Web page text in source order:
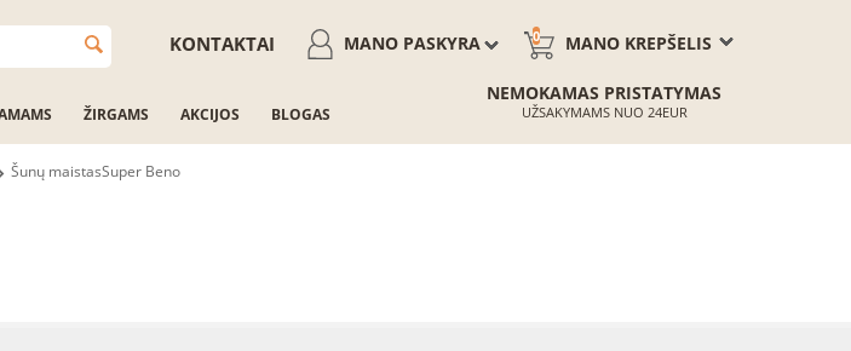
MANO KREPŠELIS
0
MANO PASKYRA
KONTAKTAI
ŽIRGAMS AKCIJOS BLOGAS
NEMOKAMAS PRISTATYMAS
UŽSAKYMAMS NUO 24EUR
Šunų maistasSuper Beno